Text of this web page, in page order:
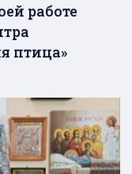
работе
птица»